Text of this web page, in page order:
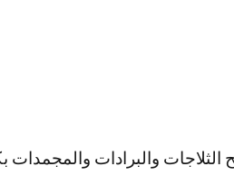
والبرادات والمجمدات